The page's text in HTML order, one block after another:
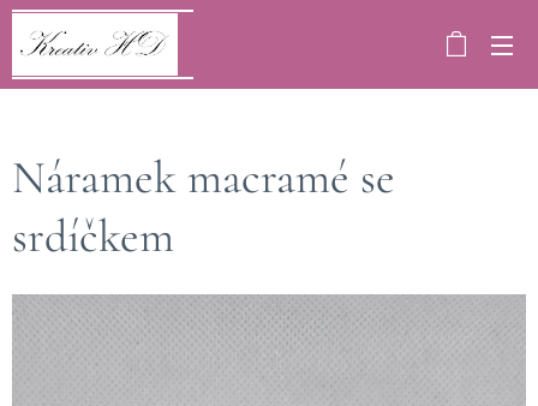
Náramek macramé se
srdíčkem